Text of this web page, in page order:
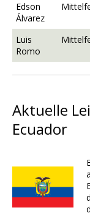
Edson
Álvarez
Luis
Romo
Aktuelle
Ecuador